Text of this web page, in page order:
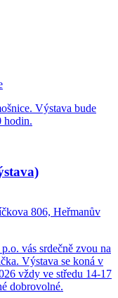
Výstava bude
hodin.
806, Heřmanův
vás srdečně zvou na
Výstava se koná v
vždy ve středu 14-17
dobrovolné.